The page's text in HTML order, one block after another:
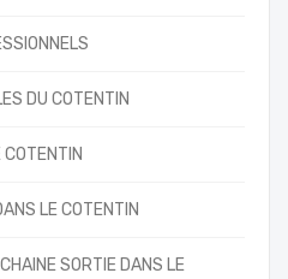
DU COTENTIN
LE COTENTIN
SORTIE DANS LE